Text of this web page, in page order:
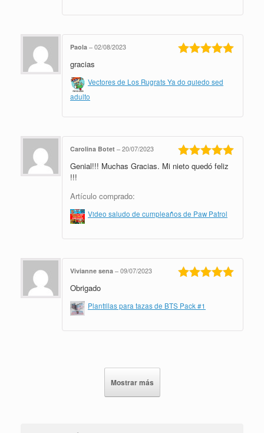
Paola – 02/08/2023
gracias
Vectores de Los Rugrats Ya do quiedo sed
adulto
Valorado en
Carolina Botet – 20/07/2023
Genial!!! Muchas Gracias. Mi nieto quedó feliz
!!!
Artículo comprado:
Video saludo de cumpleaños de Paw Patrol
Vivianne sena – 09/07/2023
Obrigado
Plantillas para tazas de BTS Pack #1
Mostrar más